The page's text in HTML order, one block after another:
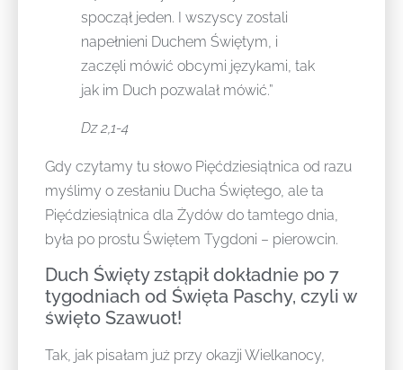
spoczął jeden. I wszyscy zostali
napełnieni Duchem Świętym, i
zaczęli mówić obcymi językami, tak
jak im Duch pozwalał mówić.”
Dz 2,1-4
Gdy czytamy tu słowo Pięćdziesiątnica od razu
myślimy o zesłaniu Ducha Świętego, ale ta
Pięćdziesiątnica dla Żydów do tamtego dnia,
była po prostu Świętem Tygdoni – pierowcin.
Duch Święty zstąpił dokładnie po 7
tygodniach od Święta Paschy, czyli w
święto Szawuot!
Tak, jak pisałam już przy okazji Wielkanocy,